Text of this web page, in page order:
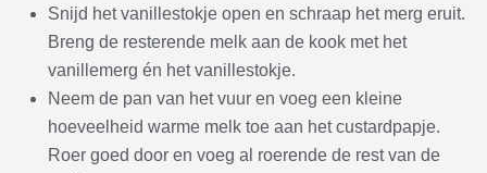
Snijd het vanillestokje open en schraap het merg eruit.
Breng de resterende melk aan de kook met het
vanillemerg én het vanillestokje.
Neem de pan van het vuur en voeg een kleine
hoeveelheid warme melk toe aan het custardpapje.
Roer goed door en voeg al roerende de rest van de